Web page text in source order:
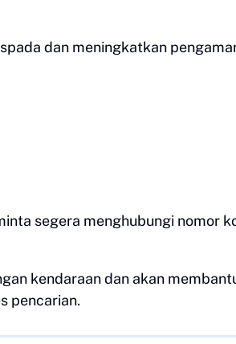
dan meningkatkan
segera menghubungi nomor
kendaraan dan akan
pencarian.